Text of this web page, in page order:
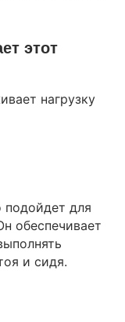
этот
нагрузку
для
обеспечивает
и сидя.